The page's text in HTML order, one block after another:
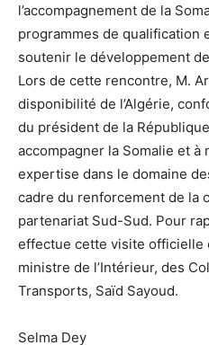
l’accompagnement de la
programmes de qualification
soutenir le développement
Lors de cette rencontre, M.
disponibilité de l’Algérie,
du président de la
accompagner la Somalie et
expertise dans le domaine
cadre du renforcement de la
partenariat Sud-Sud. Pour
effectue cette visite officielle
ministre de l’Intérieur, des
Transports, Saïd Sayoud.
Selma Dey